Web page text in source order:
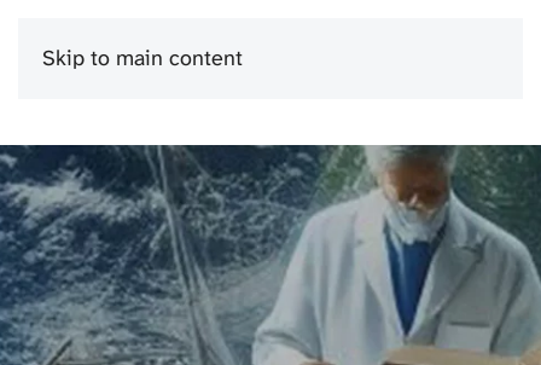
Skip to main content